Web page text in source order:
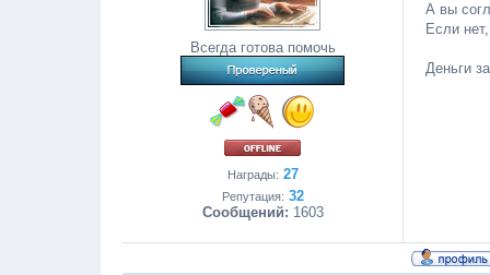
Всегда готова помочь
Награды: 27
Репутация: 32
Сообщений: 1603
А вы
Если
Деньги